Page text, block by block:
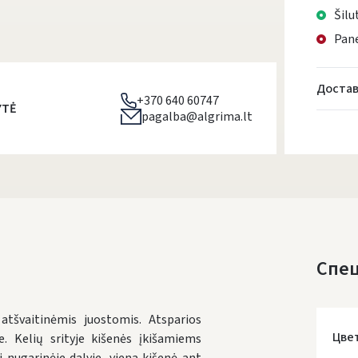
+370 640 60747
pagalba@algrima.lt
atšvaitinėmis juostomis. Atsparios
Kelių srityje kišenės įkišamiems